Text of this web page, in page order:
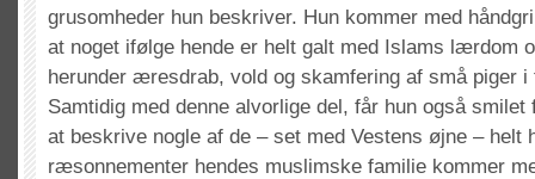
grusomheder hun beskriver. Hun kommer med
at noget ifølge hende er helt galt med Islams lærdom
herunder æresdrab, vold og skamfering af små piger
Samtidig med denne alvorlige del, får hun også
at beskrive nogle af de – set med Vestens øjne – helt
ræsonnementer hendes muslimske familie kommer